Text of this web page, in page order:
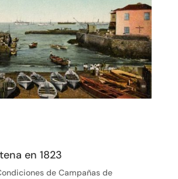
en 1823
de Campañas de